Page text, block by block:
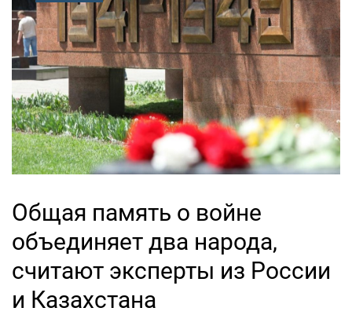
Общая память о войне
объединяет два народа,
считают эксперты из России
и Казахстана